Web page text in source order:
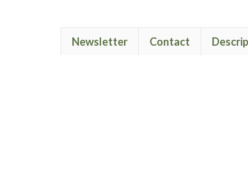
Newsletter Contact